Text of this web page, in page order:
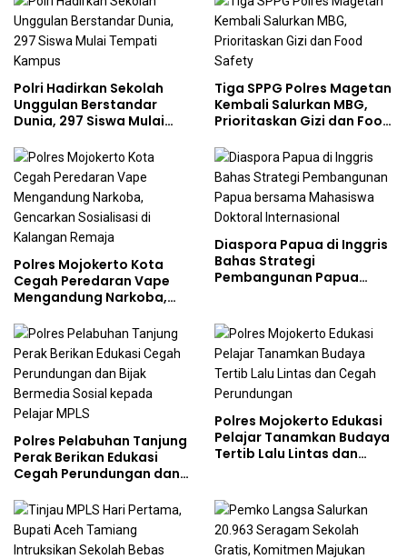
Polri Hadirkan Sekolah
Unggulan Berstandar
Dunia, 297 Siswa Mulai
Tiga SPPG Polres Magetan
Kembali Salurkan MBG,
Prioritaskan Gizi dan Food
Polres Mojokerto Kota
Cegah Peredaran Vape
Mengandung Narkoba,
Kalangan Remaja
Diaspora Papua di Inggris
Bahas Strategi
Pembangunan Papua
Polres Pelabuhan Tanjung
Perak Berikan Edukasi
Cegah Perundungan dan
kepada Pelajar MPLS
Polres Mojokerto Edukasi
Pelajar Tanamkan Budaya
Tertib Lalu Lintas dan